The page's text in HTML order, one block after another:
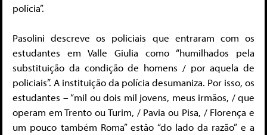
polícia”.
Pasolini descreve os policiais que entraram com os
estudantes em Valle Giulia como “humilhados pela
substituição da condição de homens / por aquela de
policiais”. A instituição da polícia desumaniza. Por isso, os
estudantes – “mil ou dois mil jovens, meus irmãos, / que
operam em Trento ou Turim, / Pavia ou Pisa, / Florença e
um pouco também Roma” estão “do lado da razão” e a